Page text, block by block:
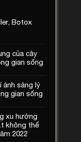
Botox
của cây
gian sống
ánh sáng lý
gian sống
xu hướng
không thể
2022